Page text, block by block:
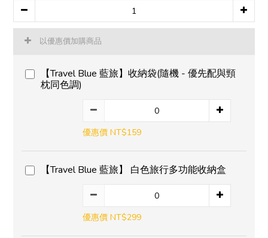
以優惠價加購商品
【Travel Blue 藍旅】收納袋(隨機 - 優先配與頸
枕同色調)
優惠價 NT$159
【Travel Blue 藍旅】 白色旅行多功能收納盒
優惠價 NT$299